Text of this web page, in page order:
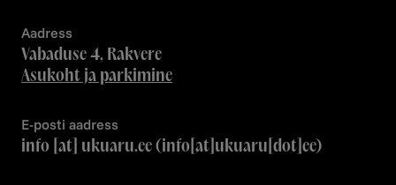
Aadress
Vabaduse 4, Rakvere
Asukoht ja parkimine
E-posti aadress
info [at] ukuaru.ee(info[at]ukuaru[dot]ee)